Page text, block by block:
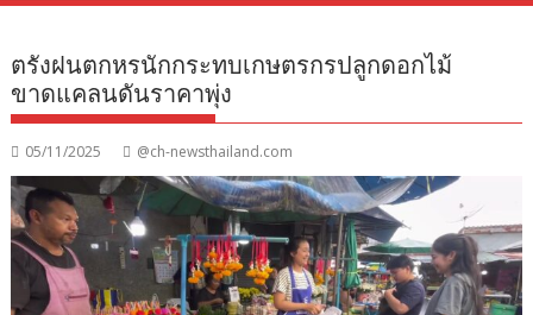
ตรังฝนตกหรนักกระทบเกษตรกรปลูกดอกไม้
ขาดแคลนดันราคาพุ่ง
05/11/2025 @ch-newsthailand.com